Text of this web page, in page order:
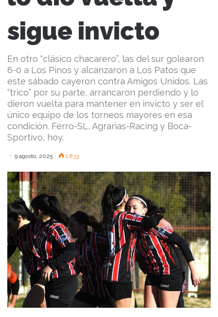
sigue invicto
En otro “clásico chacarero”, las del sur golearon
6-0 a Los Pinos y alcanzaron a Los Patos que
este sábado cayeron contra Amigos Unidos. Las
“trico” por su parte, arrancaron perdiendo y lo
dieron vuelta para mantener en invicto y ser el
único equipo de los torneos mayores en esa
condición. Ferro-SL, Agrarias-Racing y Boca-
Sportivo, hoy.
9 agosto, 2025 1.833